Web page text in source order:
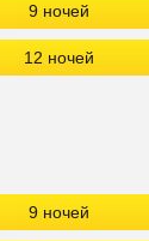
9 ночей
12 ночей
9 ночей